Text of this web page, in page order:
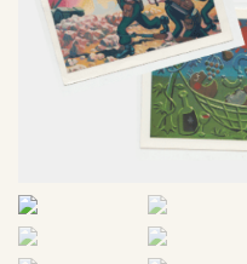
Warenkorb